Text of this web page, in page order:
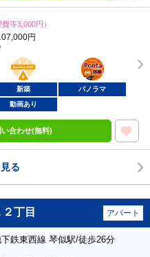
費等3,000円）
円
BunChinPAY
ポンタ
部屋
新築
パノラマ
動画あり
い合わせ(無料)
る
丁目 アパート
鉄東西線 琴似駅/徒歩26分